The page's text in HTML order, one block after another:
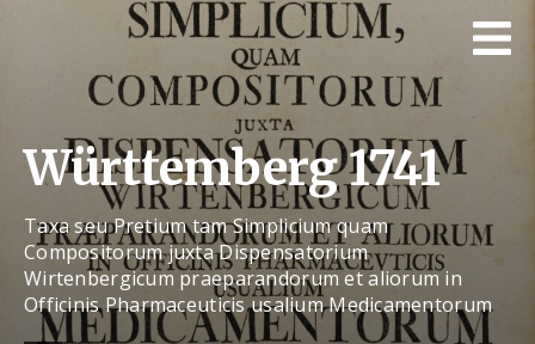
Württemberg 1741
Taxa seu Pretium tam Simplicium quam
Compositorum juxta Dispensatorium
Wirtenbergicum praeparandorum et aliorum in
Officinis Pharmaceuticis usalium Medicamentorum